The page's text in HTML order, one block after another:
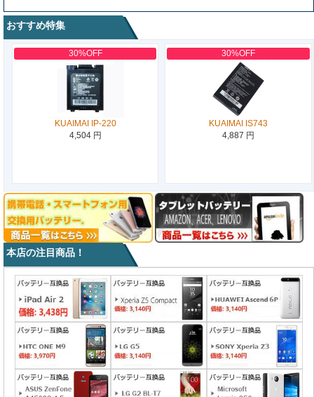
おすすめ特集
30%OFF
KUAIMAI IP-220
4,504 円
30%OFF
KUAIMAI IS743
4,887 円
本店の注目商品！